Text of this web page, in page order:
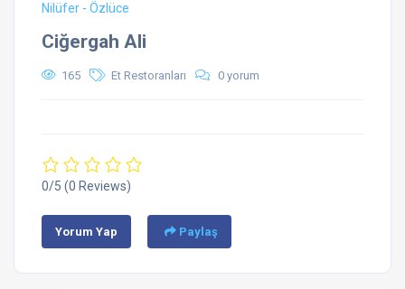
Nilüfer - Özlüce
Ciğergah Ali
165 Et Restoranları 0 yorum
0/5 (0 Reviews)
Yorum Yap Paylaş